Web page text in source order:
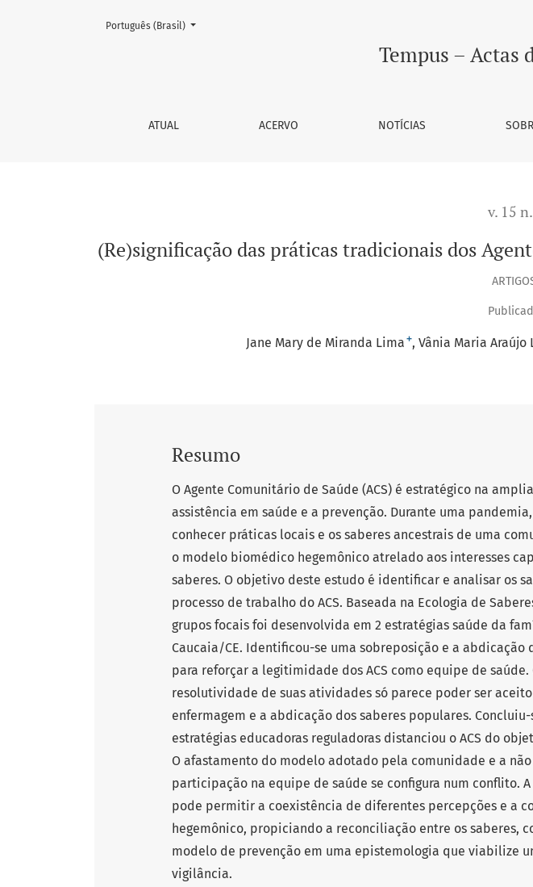
(Re)significação das práticas tradicionais dos Agentes Comunitários de
Tempus – Actas
ATUAL ACERVO NOTÍCIAS
Mudar o idioma. O atual é:
Português (Brasil)
v. 15
(Re)significação das práticas tradicionais dos
Jane Mary de Miranda Lima + Vânia Maria Araújo
Resumo
O Agente Comunitário de Saúde (ACS) é estratégico na
assistência em saúde e a prevenção. Durante uma
conhecer práticas locais e os saberes ancestrais de uma
o modelo biomédico hegemônico atrelado aos interesses
saberes. O objetivo deste estudo é identificar e analisar os
processo de trabalho do ACS. Baseada na Ecologia de
grupos focais foi desenvolvida em 2 estratégias saúde da
Caucaia/CE. Identificou-se uma sobreposição e a abdicação
para reforçar a legitimidade dos ACS como equipe de
resolutividade de suas atividades só parece poder ser
enfermagem e a abdicação dos saberes populares.
estratégias educadoras reguladoras distanciou o ACS do
O afastamento do modelo adotado pela comunidade e a
participação na equipe de saúde se configura num conflito.
pode permitir a coexistência de diferentes percepções e a
hegemônico, propiciando a reconciliação entre os saberes,
modelo de prevenção em uma epistemologia que viabilize
vigilância.